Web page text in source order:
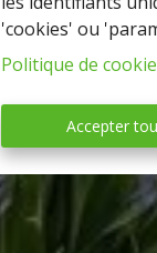
'cookies' ou
Politique de
Accepter